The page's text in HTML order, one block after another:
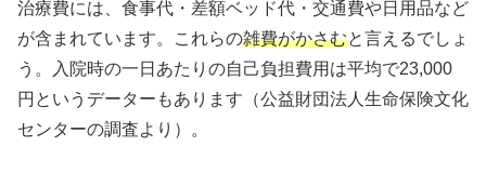
治療費には、食事代・差額ベッド代・交通費や日用品など
が含まれています。これらの雑費がかさむと言えるでしょ
う。入院時の一日あたりの自己負担費用は平均で23,000
円というデーターもあります（公益財団法人生命保険文化
センターの調査より）。